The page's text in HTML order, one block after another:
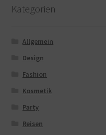
Kategorien
Allgemein
Design
Fashion
Kosmetik
Party
Reisen